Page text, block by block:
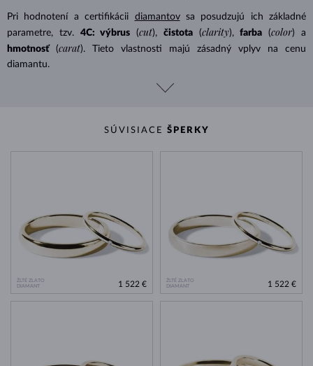
Pri hodnotení a certifikácii diamantovsa posudzujú ich základné
parametre, tzv.
4C: výbrus (cut), čistota (clarity), farba (color) a
hmotnosť
(carat). Tieto vlastnosti majú zásadný vplyv na cenu
diamantu.
SÚVISIACE ŠPERKY
ŽLTÉ ZLATO
DIAMANT
1 522 €
ŽLTÉ ZLATO
DIAMANT
1 522 €